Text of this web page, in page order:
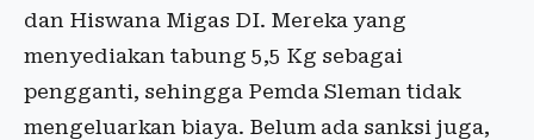
dan Hiswana Migas DI. Mereka yang
menyediakan tabung 5,5 Kg sebagai
pengganti, sehingga Pemda Sleman tidak
mengeluarkan biaya. Belum ada sanksi juga,